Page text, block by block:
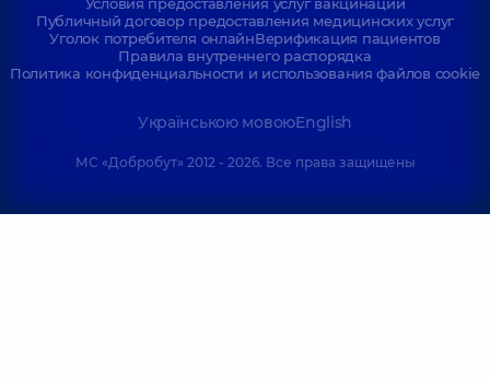
Публичный договор предоставления медицинских услуг
Уголок потребителя онлайнВерификация пациентов
Правила внутреннего распорядка
Политика конфиденциальности и использования файлов cookie
Українською мовоюEnglish
МС «Добробут» 2012 - 2026. Все права защищены